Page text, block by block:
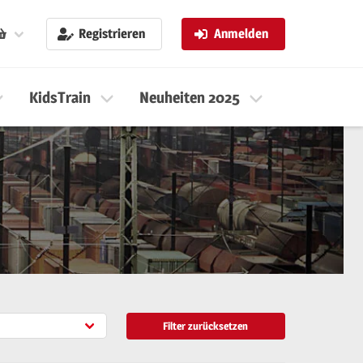
Registrieren Anmelden
KidsTrain Neuheiten 2025
Filter zurücksetzen